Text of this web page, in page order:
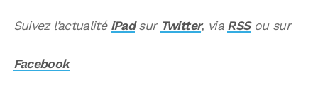
Suivez l’actualité iPadsur Twitter, via RSSou sur
Facebook